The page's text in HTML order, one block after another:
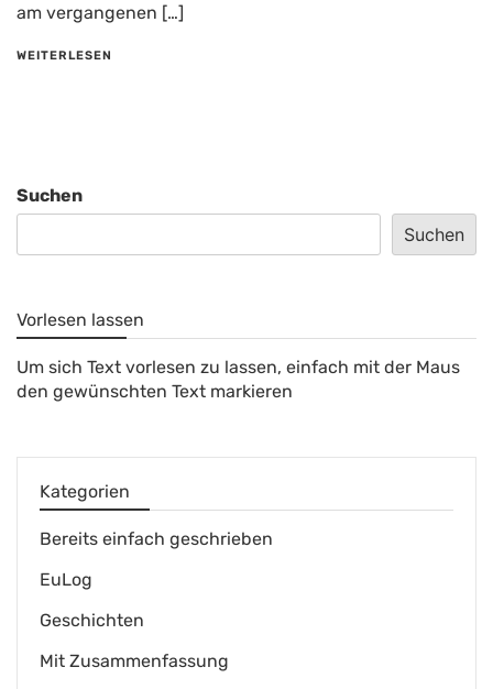
am vergangenen […]
WEITERLESEN
Suchen
Suchen
Vorlesen lassen
Um sich Text vorlesen zu lassen, einfach mit der Maus
den gewünschten Text markieren
Kategorien
Bereits einfach geschrieben
EuLog
Geschichten
Mit Zusammenfassung